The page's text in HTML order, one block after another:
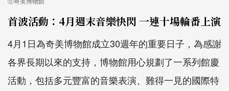
首波活動：4月週末音樂快閃 一連十場輪番上演
4月1日為奇美博物館成立30週年的重要日子，為感謝
各界長期以來的支持，博物館用心規劃了一系列館慶
活動，包括多元豐富的音樂表演、難得一見的國際特